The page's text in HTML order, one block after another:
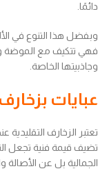
دائمًا.
وبفضل هذا التنوع في
فهي تتكيف مع
وجاذبيتها الخاصة.
عبايات
تعتبر الزخارف
تضيف قيمة فنية تجعل
الجمالية بل عن الأصالة